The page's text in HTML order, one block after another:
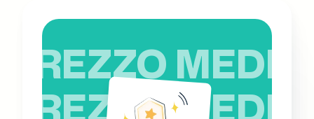
PREZZO MEDIO
PREZZO MEDIO